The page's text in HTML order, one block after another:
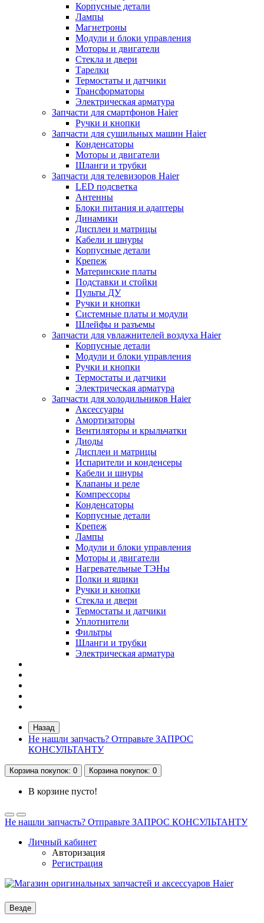
Корпусные детали
Лампы
Магнетроны
Модули и блоки управления
Моторы и двигатели
Стекла и двери
Тарелки
Термостаты и датчики
Трансформаторы
Электрическая арматура
Запчасти для смартфонов Haier
Ручки и кнопки
Запчасти для сушильных машин Haier
Конденсаторы
Моторы и двигатели
Шланги и трубки
Запчасти для телевизоров Haier
LED подсветка
Антенны
Блоки питания и адаптеры
Динамики
Дисплеи и матрицы
Кабели и шнуры
Корпусные детали
Крепеж
Материнские платы
Подставки и стойки
Пульты ДУ
Ручки и кнопки
Системные платы и модули
Шлейфы и разъемы
Запчасти для увлажнителей воздуха Haier
Корпусные детали
Модули и блоки управления
Ручки и кнопки
Термостаты и датчики
Электрическая арматура
Запчасти для холодильников Haier
Аксессуары
Амортизаторы
Вентиляторы и крыльчатки
Диоды
Дисплеи и матрицы
Испарители и конденсеры
Кабели и шнуры
Клапаны и реле
Компрессоры
Конденсаторы
Корпусные детали
Крепеж
Лампы
Модули и блоки управления
Моторы и двигатели
Нагревательные ТЭНы
Полки и ящики
Ручки и кнопки
Стекла и двери
Термостаты и датчики
Уплотнители
Фильтры
Шланги и трубки
Электрическая арматура
Назад
Не нашли запчасть? Отправьте ЗАПРОС
КОНСУЛЬТАНТУ
Корзинапокупок: 0 Корзинапокупок: 0
В корзине пусто!
Не нашли запчасть? Отправьте ЗАПРОС КОНСУЛЬТАНТУ
Личный кабинет
Авторизация
Регистрация
Везде